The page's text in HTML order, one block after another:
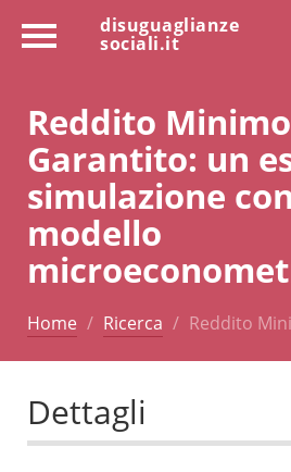
disuguaglianze
sociali.it
Reddito Minimo
Garantito: un
simulazione
modello
Home Ricerca Reddito
Dettagli